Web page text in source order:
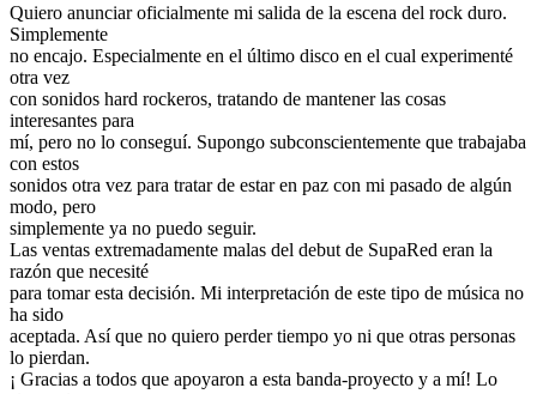
Quiero anunciar oficialmente mi salida de la escena del rock duro.
Simplemente
no encajo. Especialmente en el último disco en el cual experimenté
otra vez
con sonidos hard rockeros, tratando de mantener las cosas
interesantes para
mí, pero no lo conseguí. Supongo subconscientemente que trabajaba
con estos
sonidos otra vez para tratar de estar en paz con mi pasado de algún
modo, pero
simplemente ya no puedo seguir.
Las ventas extremadamente malas del debut de SupaRed eran la
razón que necesité
para tomar esta decisión. Mi interpretación de este tipo de música no
ha sido
aceptada. Así que no quiero perder tiempo yo ni que otras personas
lo pierdan.
¡ Gracias a todos que apoyaron a esta banda-proyecto y a mí! Lo